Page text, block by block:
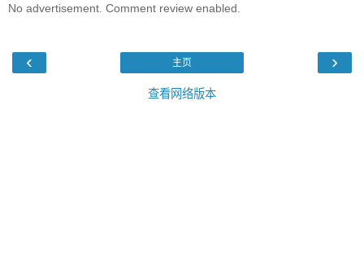
No advertisement. Comment review enabled.
‹ ›
主页
查看网络版本